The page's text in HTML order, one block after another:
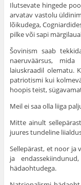
Ilutsevate hingede
arvatav vastolu
lõikudega,
pilke või sapi
Šovinism saab
naeruväärsus,
laiuskraadil olematu.
patriotismi kui
hoopis teist,
Meil ei saa olla liiga
Mitte ainult
juures tundeline
Sellepärast, et noor ja
ja
hädaohtudega.